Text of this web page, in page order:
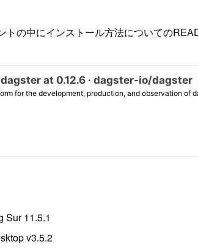
トの中にインストール方法についての
Sur 11.5.1
v3.5.2